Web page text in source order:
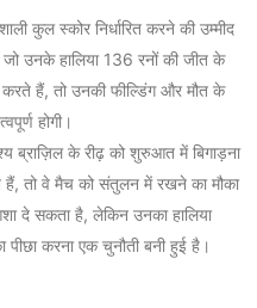
कुल स्कोर निर्धारित करने की उम्मीद
उनके हालिया 136 रनों की जीत के
हैं, तो उनकी फील्डिंग और मौत के
होगी।
ब्राज़िल के रीढ़ को शुरुआत में बिगाड़ना
तो वे मैच को संतुलन में रखने का मौका
दे सकता है, लेकिन उनका हालिया
करना एक चुनौती बनी हुई है।